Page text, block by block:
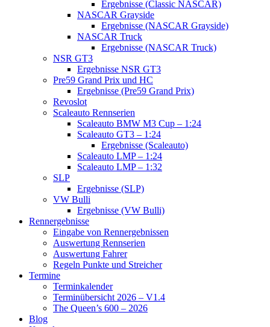
Ergebnisse (Classic NASCAR)
NASCAR Grayside
Ergebnisse (NASCAR Grayside)
NASCAR Truck
Ergebnisse (NASCAR Truck)
NSR GT3
Ergebnisse NSR GT3
Pre59 Grand Prix und HC
Ergebnisse (Pre59 Grand Prix)
Revoslot
Scaleauto Rennserien
Scaleauto BMW M3 Cup – 1:24
Scaleauto GT3 – 1:24
Ergebnisse (Scaleauto)
Scaleauto LMP – 1:24
Scaleauto LMP – 1:32
SLP
Ergebnisse (SLP)
VW Bulli
Ergebnisse (VW Bulli)
Rennergebnisse
Eingabe von Rennergebnissen
Auswertung Rennserien
Auswertung Fahrer
Regeln Punkte und Streicher
Termine
Terminkalender
Terminübersicht 2026 – V1.4
The Queen’s 600 – 2026
Blog